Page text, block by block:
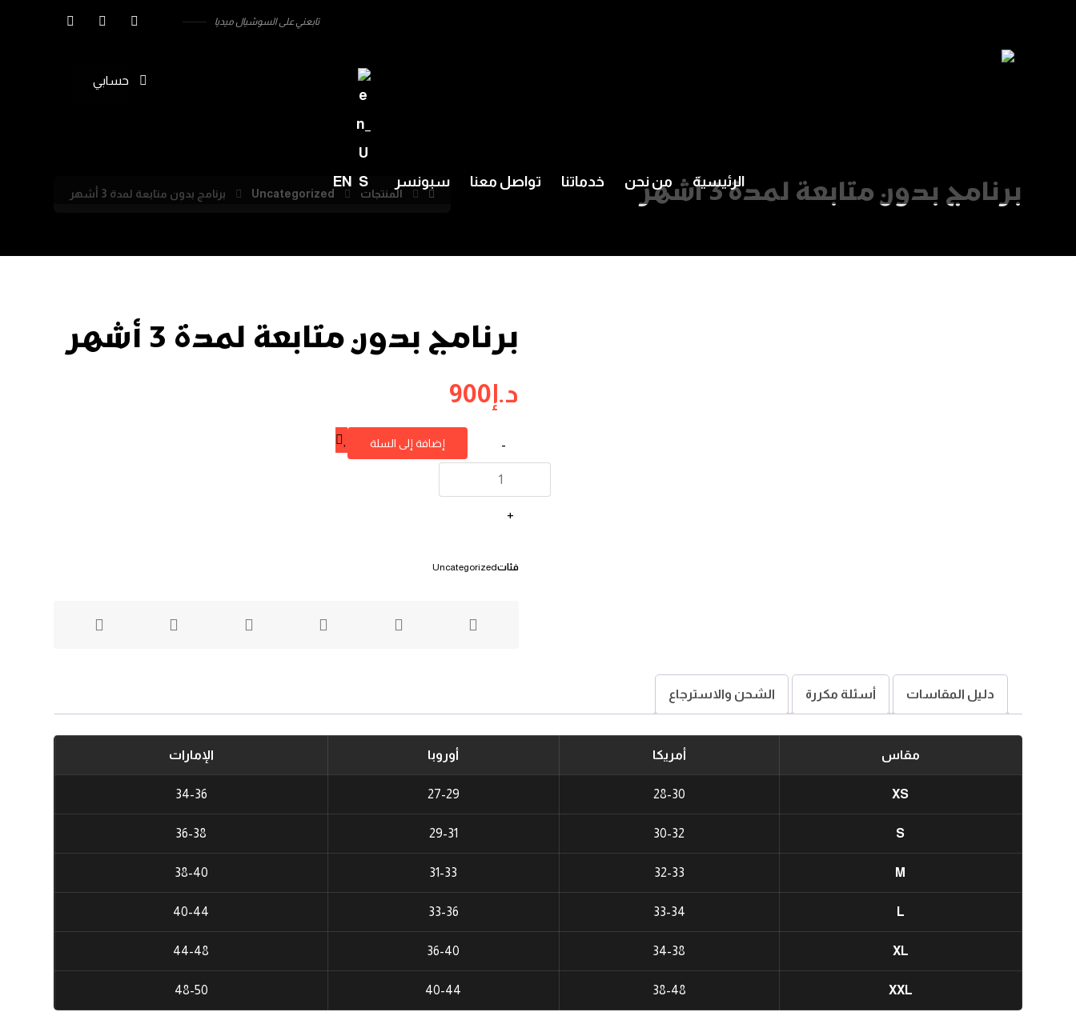
تابعني على السوشيال ميديا
الرئيسية من نحن خدماتنا تواصل معنا سبونسر EN
حسابي
برنامج بدون متابعة لمدة 3 أشهر المنتجات Uncategorized برنامج بدون متابعة لمدة 3 أشهر
برنامج بدون متابعة لمدة 3 أشهر
د.إ900
-
+
إضافة إلى السلة
فئاتUncategorized
دليل المقاسات أسئلة مكررة الشحن والاسترجاع
مقاس أمريكا أوروبا الإمارات
XS
28-30
27-29
34-36
S
30-32
29-31
36-38
M
32-33
31-33
38-40
L
33-34
33-36
40-44
XL
34-38
36-40
44-48
XXL
38-48
40-44
48-50